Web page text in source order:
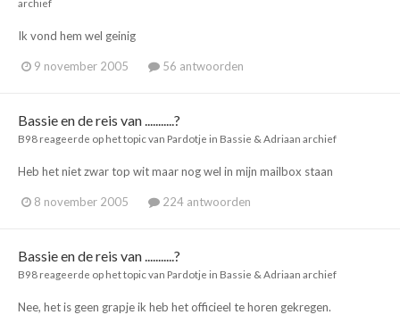
Ik vond hem wel geinig
9 november 2005 56 antwoorden
Bassie en de reis van ...........?
B98 reageerde op het topic van Pardotje in Bassie & Adriaan archief
Heb het niet zwar top wit maar nog wel in mijn mailbox staan
8 november 2005 224 antwoorden
Bassie en de reis van ...........?
B98 reageerde op het topic van Pardotje in Bassie & Adriaan archief
Nee, het is geen grapje ik heb het officieel te horen gekregen.